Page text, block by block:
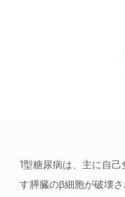
1型糖尿病は、主に自
す膵臓のβ細胞が破壊